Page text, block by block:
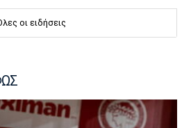
Κίνητρο η Σάντεφιορντ
οι ειδήσεις